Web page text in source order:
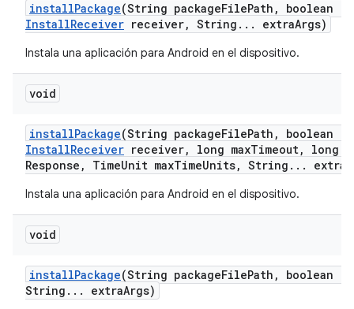
installPackage(String packageFilePath ,
boolean
InstallReceiver receiver, String . . . extraArgs)
Instala una aplicación para Android en el dispositivo.
void
installPackage(String packageFilePath ,
boolean
InstallReceiver receiver, long maxTimeout,
long
Response , TimeUnit maxTimeUnits, String . . . extra
Instala una aplicación para Android en el dispositivo.
void
installPackage(String packageFilePath ,
boolean
String . . . extraArgs)